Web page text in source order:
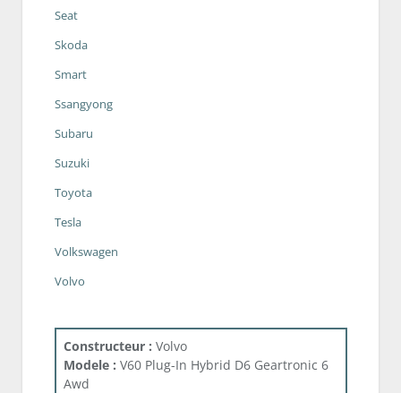
Seat
Skoda
Smart
Ssangyong
Subaru
Suzuki
Toyota
Tesla
Volkswagen
Volvo
Constructeur : Volvo
Modele : V60 Plug-In Hybrid D6 Geartronic 6
Awd